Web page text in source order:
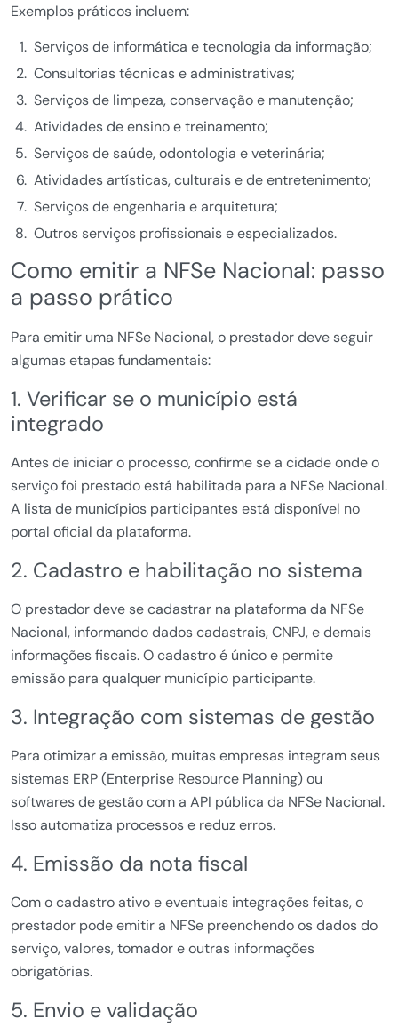
Exemplos práticos incluem:
Serviços de informática e tecnologia da informação;
Consultorias técnicas e administrativas;
Serviços de limpeza, conservação e manutenção;
Atividades de ensino e treinamento;
Serviços de saúde, odontologia e veterinária;
Atividades artísticas, culturais e de entretenimento;
Serviços de engenharia e arquitetura;
Outros serviços profissionais e especializados.
Como emitir a NFSe Nacional: passo
a passo prático
Para emitir uma NFSe Nacional, o prestador deve seguir
algumas etapas fundamentais:
1. Verificar se o município está
integrado
Antes de iniciar o processo, confirme se a cidade onde o
serviço foi prestado está habilitada para a NFSe Nacional.
A lista de municípios participantes está disponível no
portal oficial da plataforma.
2. Cadastro e habilitação no sistema
O prestador deve se cadastrar na plataforma da NFSe
Nacional, informando dados cadastrais, CNPJ, e demais
informações fiscais. O cadastro é único e permite
emissão para qualquer município participante.
3. Integração com sistemas de gestão
Para otimizar a emissão, muitas empresas integram seus
sistemas ERP (Enterprise Resource Planning) ou
softwares de gestão com a API pública da NFSe Nacional.
Isso automatiza processos e reduz erros.
4. Emissão da nota fiscal
Com o cadastro ativo e eventuais integrações feitas, o
prestador pode emitir a NFSe preenchendo os dados do
serviço, valores, tomador e outras informações
obrigatórias.
5. Envio e validação